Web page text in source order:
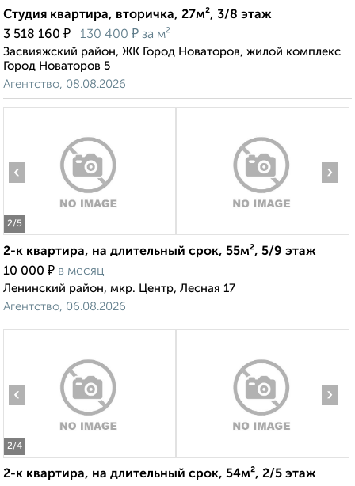
Студия квартира, вторичка, 27м², 3/8 этаж
3 518 160 ₽ 130 400 ₽ за м²
Засвияжский район, ЖК Город Новаторов, жилой комплекс
Город Новаторов 5
Агентство, 08.08.2026
2/5
‹ ›
2-к квартира, на длительный срок, 55м², 5/9 этаж
10 000 ₽ в месяц
Ленинский район, мкр. Центр, Лесная 17
Агентство, 06.08.2026
2/4
‹ ›
2-к квартира, на длительный срок, 54м², 2/5 этаж